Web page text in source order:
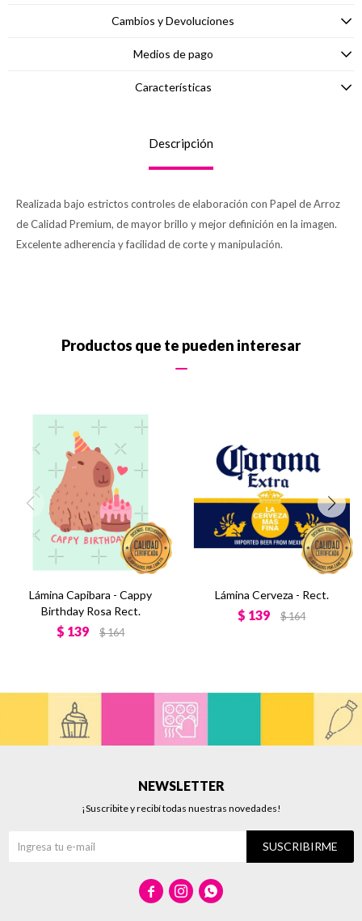
Cambios y Devoluciones
Medios de pago
Características
Descripción
Realizada bajo estrictos controles de elaboración con Papel de Arroz
de Calidad Premium, de mayor brillo y mejor definición en la imagen.
Excelente adherencia y facilidad de corte y manipulación.
Productos que te pueden interesar
Lámina Capibara - Cappy
Birthday Rosa Rect.
$ 139 $164
Lámina Cerveza - Rect.
$ 139 $164
NEWSLETTER
¡Suscribite y recibí todas nuestras novedades!
SUSCRIBIRME
  